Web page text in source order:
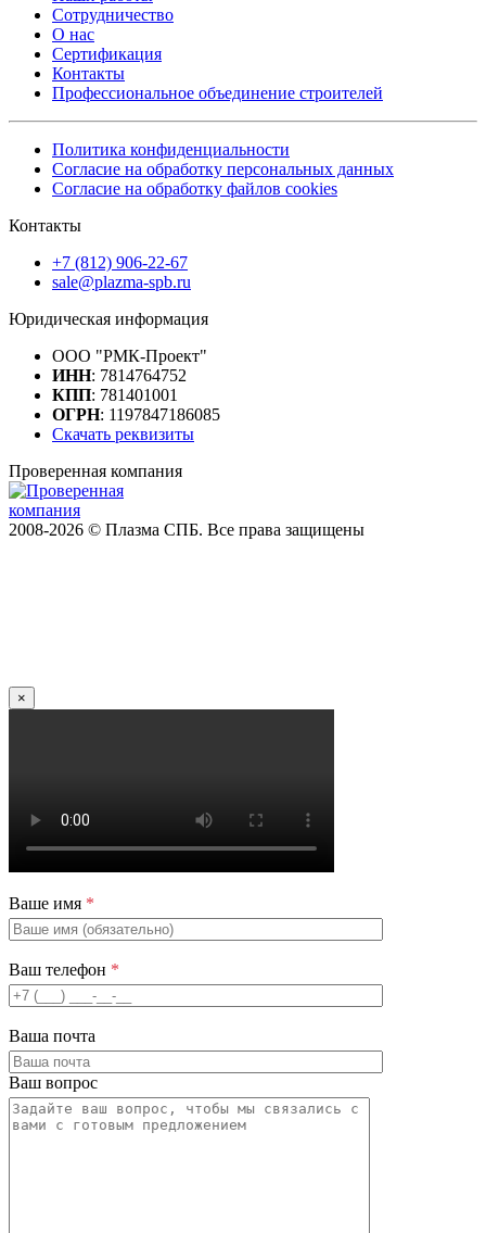
Сотрудничество
О нас
Сертификация
Контакты
Профессиональное объединение строителей
Политика конфиденциальности
Согласие на обработку персональных данных
Согласие на обработку файлов cookies
Контакты
+7 (812) 906-22-67
sale@plazma-spb.ru
Юридическая информация
ООО "РМК-Проект"
ИНН: 7814764752
КПП: 781401001
ОГРН: 1197847186085
Скачать реквизиты
Проверенная компания
2008-2026 © Плазма СПБ. Все права защищены
×
Ваше имя *
Ваш телефон *
Ваша почта
Ваш вопрос